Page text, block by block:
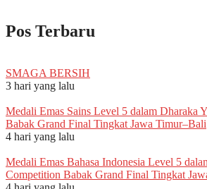
Pos Terbaru
SMAGA BERSIH
3 hari yang lalu
Medali Emas Sains Level 5 dalam Dharaka
Babak Grand Final Tingkat Jawa Timur–Bali
4 hari yang lalu
Medali Emas Bahasa Indonesia Level 5
Competition Babak Grand Final Tingkat